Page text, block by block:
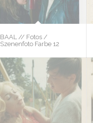
BAAL // Fotos /
Szenenfoto Farbe 12